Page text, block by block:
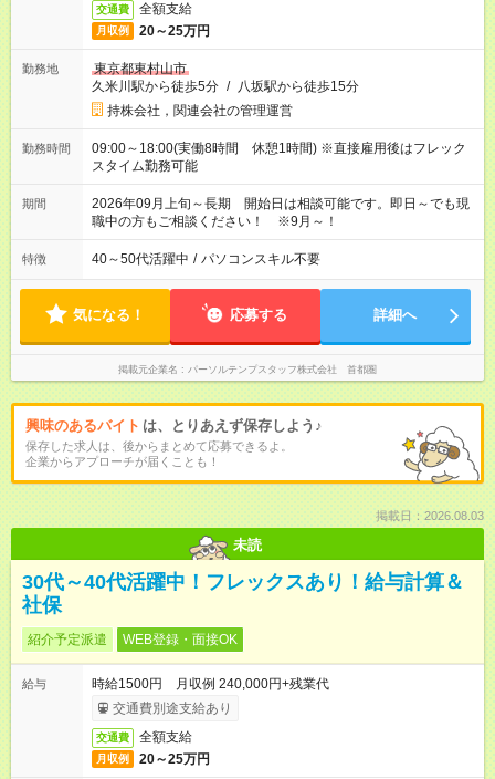
交通費 全額支給
月収例 20～25万円
勤務地
東京都東村山市
久米川駅から徒歩5分 / 八坂駅から徒歩15分
持株会社，関連会社の管理運営
勤務時間
09:00～18:00(実働8時間 休憩1時間) ※直接雇用後はフレック
スタイム勤務可能
期間
2026年09月上旬～長期 開始日は相談可能です。即日～でも現
職中の方もご相談ください！ ※9月～！
特徴 40～50代活躍中 / パソコンスキル不要
気になる！ 応募する 詳細へ
掲載元企業名 パーソルテンプスタッフ株式会社 首都圏
興味のあるバイト は、とりあえず保存しよう♪
保存した求人は、後からまとめて応募できるよ。
企業からアプローチが届くことも！
掲載日：2026.08.03
未読
30代～40代活躍中！フレックスあり！給与計算＆
社保
紹介予定派遣 WEB登録・面接OK
給与
時給1500円 月収例 240,000円+残業代
交通費別途支給あり
交通費 全額支給
月収例 20～25万円